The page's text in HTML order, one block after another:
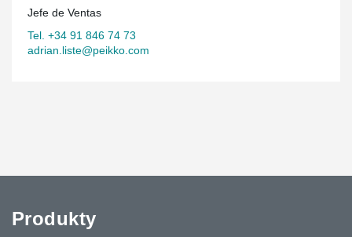
Jefe de Ventas
Tel. +34 91 846 74 73
adrian.liste@peikko.com
Produkty